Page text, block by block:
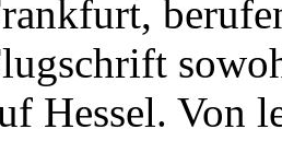
Hessel. Von